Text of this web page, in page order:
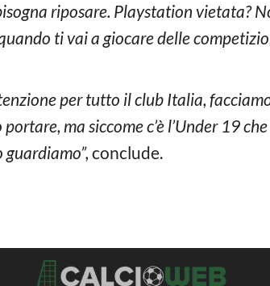
riposare. Playstation vietata?
ti vai a giocare delle
per tutto il club Italia,
ma siccome c’è l’Under 19
conclude.